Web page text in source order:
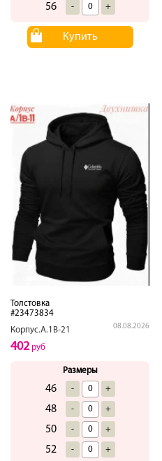
56 - +
Купить
Толстовка
#23473834
Корпус.А.1В-21
08.08.2026
402руб
Размеры
46 - +
48 - +
50 - +
52 - +